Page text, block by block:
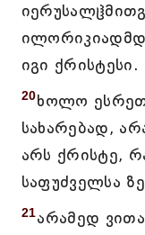
იგი ქრისტესი.
20ხოლო
სახარებად,
არს ქრისტე,
საფუძველსა
21არამედ